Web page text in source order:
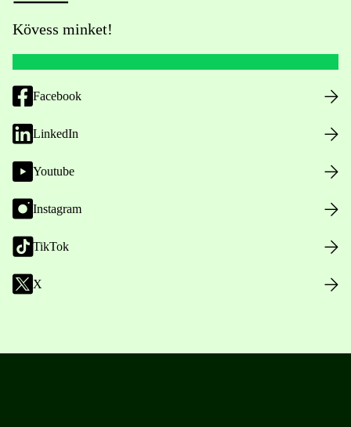
Kövess minket!
Facebook
LinkedIn
Youtube
Instagram
TikTok
X